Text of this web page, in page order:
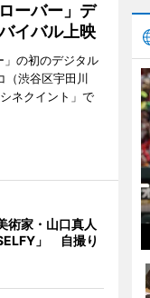
ーバー」デ
イバル上映
の初のデジタル
（渋谷区宇田川
ネクイント」で
術家・山口真人
」 自撮り